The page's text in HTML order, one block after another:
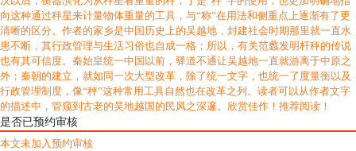
向这种通过秤星来计量物体重量的工具，与“称”在用法和侧重点上逐渐有了更
清晰的区分。作者的家乡是中国历史上的吴越地，封建社会时期那里就一直水
患不断，其行政管理与生活习俗也自成一格；所以，有关范蠡发明杆秤的传说
也有其可信度。秦始皇统一中国以前，驿道不通让吴越地一直就游离于中原之
外；秦朝的建立，就如同一次大型改革，除了统一文字，也统一了度量衡以及
行政管理制度，像“秤”这种常用工具自然也在改革之列。读者可以从作者文字
的描述中，管窥到古老的吴地越国的民风之深邃。欣赏佳作！推荐阅读！
是否已预约审核
本文未加入预约审核